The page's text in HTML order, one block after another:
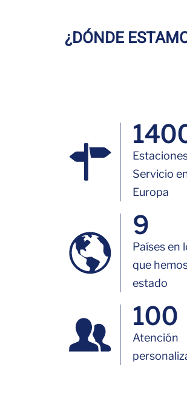
¿DÓNDE
Servicio
Europa
9
Países en
que
estado
100
Atención